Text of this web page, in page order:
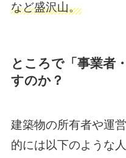
など盛沢山。
ところで「事業者
すのか？
建築物の所有者や運
的には以下のような